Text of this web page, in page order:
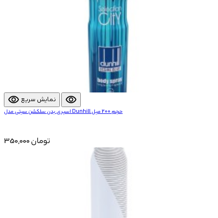
visibility نمایش سریع visibility
اسپری بدن سلکشن سیتی مدل Dunhill حجم 200 میل
350,000 تومان